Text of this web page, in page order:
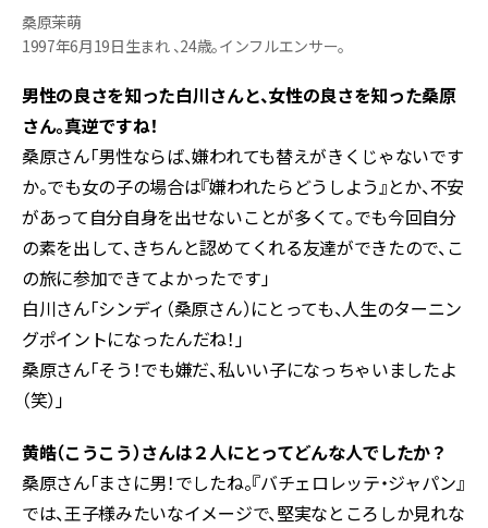
桑原茉萌
1997年6月19日生まれ 、24歳。インフルエンサー。
男性の良さを知った白川さんと、女性の良さを知った桑原
さん。真逆ですね！
桑原さん「男性ならば、嫌われても替えがきくじゃないです
か。でも女の子の場合は『嫌われたらどうしよう』とか、不安
があって自分自身を出せないことが多くて。でも今回自分
の素を出して、きちんと認めてくれる友達ができたので、こ
の旅に参加できてよかったです」
白川さん「シンディ（桑原さん）にとっても、人生のターニン
グポイントになったんだね！」
桑原さん「そう！でも嫌だ、私いい子になっちゃいましたよ
（笑）」
黄皓（こうこう）さんは２人にとってどんな人でしたか？
桑原さん「まさに男！でしたね。『バチェロレッテ・ジャパン』
では、王子様みたいなイメージで、堅実なところしか見れな